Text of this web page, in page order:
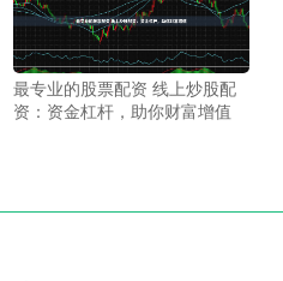
最专业的股票配资 线上炒股配
资：资金杠杆，助你财富增值